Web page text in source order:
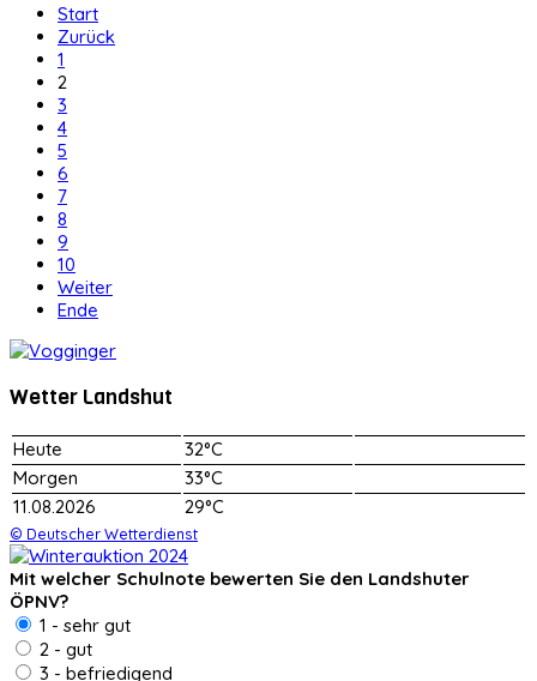
Start
Zurück
1
2
3
4
5
6
7
8
9
10
Weiter
Ende
Wetter Landshut
Heute
32°C
Morgen
33°C
11.08.2026
29°C
© Deutscher Wetterdienst
Mit welcher Schulnote bewerten Sie den Landshuter
ÖPNV?
1 - sehr gut
2 - gut
3 - befriedigend